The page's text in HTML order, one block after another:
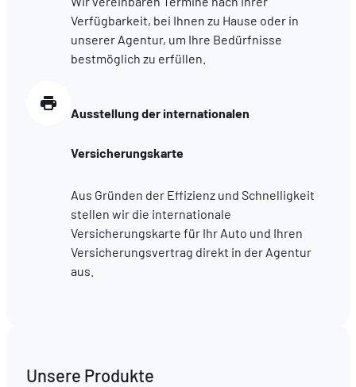
hébergé sur un site externe.
Verfügbarkeit, bei Ihnen zu Hause oder in
unserer Agentur, um Ihre Bedürfnisse
bestmöglich zu erfüllen.
Ausstellung der internationalen
Versicherungskarte
Aus Gründen der Effizienz und Schnelligkeit
stellen wir die internationale
Versicherungskarte für Ihr Auto und Ihren
Versicherungsvertrag direkt in der Agentur
aus.
Unsere Produkte